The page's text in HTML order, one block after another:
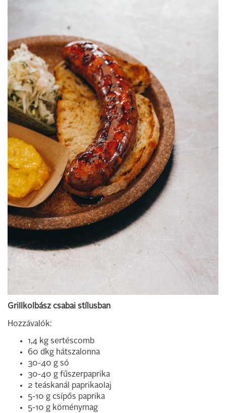
Grillkolbász csabai stílusban
Hozzávalók:
1,4 kg sertéscomb
60 dkg hátszalonna
30-40 g só
30-40 g fűszerpaprika
2 teáskanál paprikaolaj
5-10 g csípős paprika
5-10 g köménymag